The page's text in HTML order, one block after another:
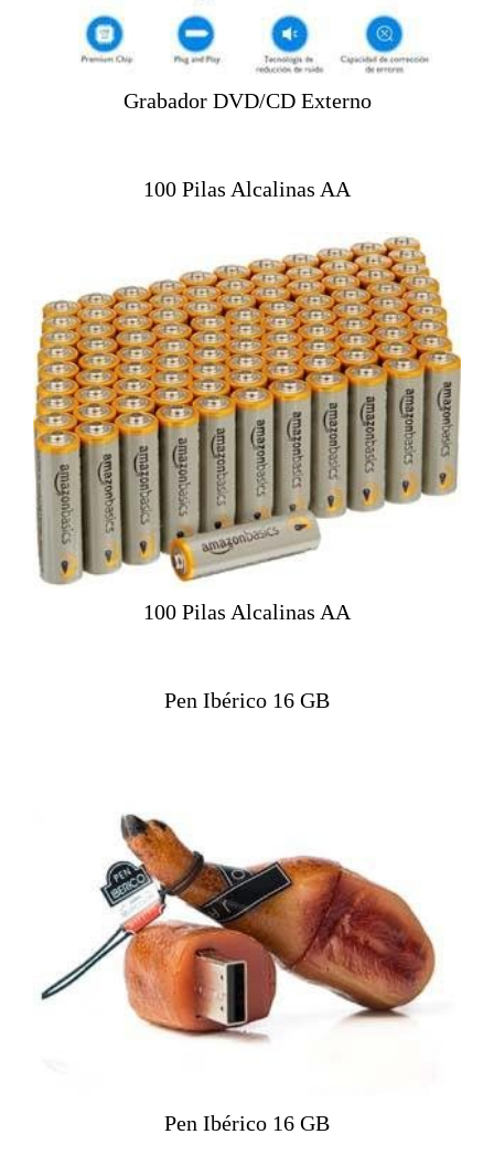
Grabador DVD/CD Externo
100 Pilas Alcalinas AA
100 Pilas Alcalinas AA
Pen Ibérico 16 GB
Pen Ibérico 16 GB